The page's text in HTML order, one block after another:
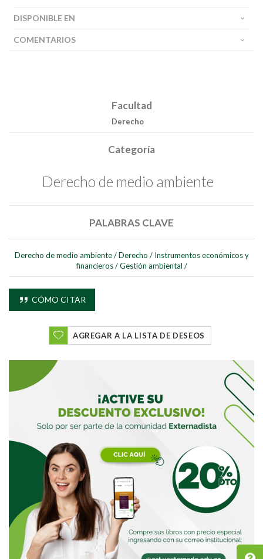
DISPONIBLE EN
COMENTARIOS
Facultad
Derecho
Categoría
Derecho de medio ambiente
PALABRAS CLAVE
Derecho de medio ambiente / Derecho / Instrumentos económicos y
financieros / Gestión ambiental /
CÓMO CITAR
AGREGAR A LA LISTA DE DESEOS